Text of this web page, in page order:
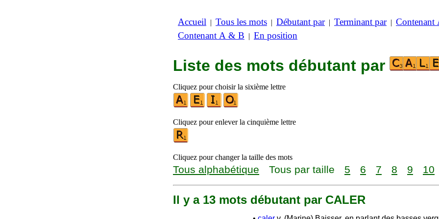
Accueil | Tous les mots | Débutant par| Terminant par| Contenant
Contenant A & B | En position
Liste des mots débutant par
Cliquez pour choisir la sixième lettre
Cliquez pour enlever la cinquième lettre
Cliquez pour changer la taille des mots
Tous alphabétique Tous par taille 5 6 7 8 9 10
Il y a 13 mots débutant par CALER